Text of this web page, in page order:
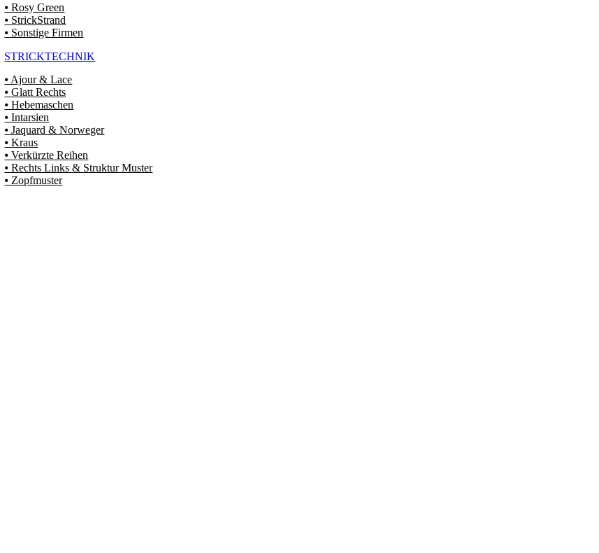
⦁ Rosy Green
⦁ StrickStrand
⦁ Sonstige Firmen
STRICKTECHNIK
⦁ Ajour & Lace
⦁ Glatt Rechts
⦁ Hebemaschen
⦁ Intarsien
⦁ Jaquard & Norweger
⦁ Kraus
⦁ Verkürzte Reihen
⦁ Rechts Links & Struktur Muster
⦁ Zopfmuster